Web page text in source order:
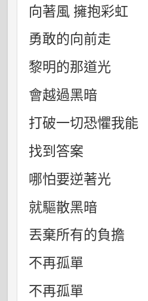
向著風 擁抱彩虹
勇敢的向前走
黎明的那道光
會越過黑暗
打破一切恐懼我能
找到答案
哪怕要逆著光
就驅散黑暗
丟棄所有的負擔
不再孤單
不再孤單